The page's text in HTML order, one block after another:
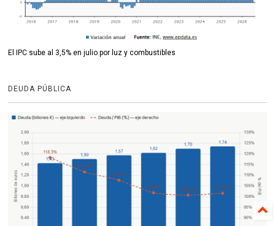
El IPC sube al 3,5% en julio por luz y combustibles
DEUDA PÚBLICA